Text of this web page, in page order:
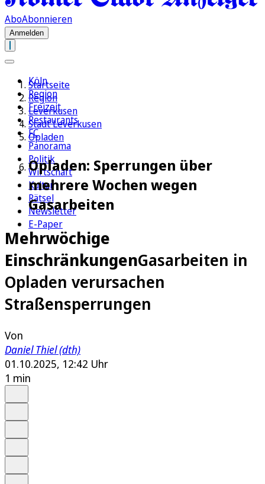
AboAbonnieren
Anmelden
Köln
Region
Freizeit
Restaurants
FC
Panorama
Politik
Wirtschaft
Kultur
Rätsel
Newsletter
E-Paper
Startseite
Region
Leverkusen
Stadt Leverkusen
Opladen
Opladen: Sperrungen über
mehrere Wochen wegen
Gasarbeiten
Mehrwöchige
EinschränkungenGasarbeiten in
Opladen verursachen
Straßensperrungen
Von
Daniel Thiel (dth)
01.10.2025, 12:42 Uhr
1 min